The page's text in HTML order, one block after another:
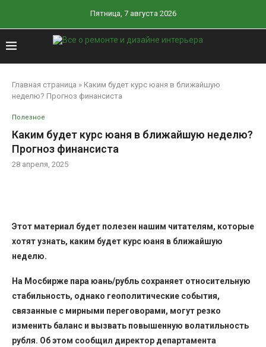
Пятница, 7 августа 2026
Главная страница » Каким будет курс юаня в ближайшую
неделю? Прогноз финансиста
Полезное
Каким будет курс юаня в ближайшую неделю?
Прогноз финансиста
28 апреля, 2025
Этот материал будет полезен нашим читателям, которые
хотят узнать, каким будет курс юаня в ближайшую
неделю.
На Мосбирже пара юань/рубль сохраняет относительную
стабильность, однако геополитические события,
связанные с мирными переговорами, могут резко
изменить баланс и вызвать повышенную волатильность
рубля. Об этом сообщил директор департамента